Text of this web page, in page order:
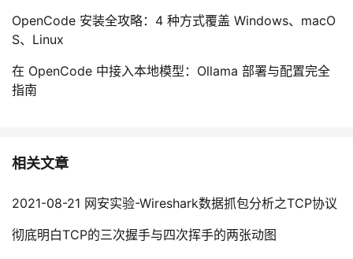
OpenCode 安装全攻略：4 种方式覆盖 Windows、macO
S、Linux
在 OpenCode 中接入本地模型：Ollama 部署与配置完全
指南
相关文章
2021-08-21 网安实验-Wireshark数据抓包分析之TCP协议
彻底明白TCP的三次握手与四次挥手的两张动图